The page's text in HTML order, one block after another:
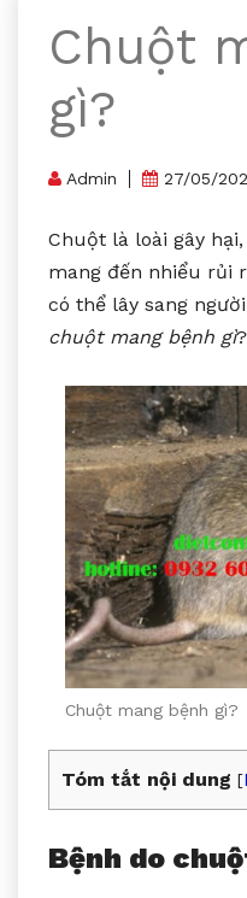
Chuột
gì?
Admin 27/05/
Chuột là loài gây
mang đến nhiểu rủi
có thể lây sang
chuột mang bệnh gì?
Chuột mang bệnh gì?
Tóm tắt nội dung [
Bệnh do